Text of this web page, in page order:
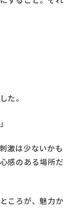
た。
激は少ないかも
感のある場所だ
ころが、魅力か